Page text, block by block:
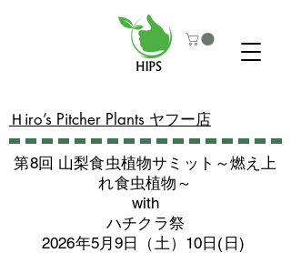
​Ｈiro’s Pitcher Plants ヤフー店
第8回 山梨食虫植物サミット～燃え上
れ食虫植物～
with
​ハチクラ祭
2026年5月9日（土）10日(日)